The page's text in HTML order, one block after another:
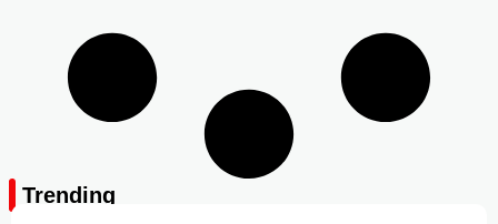
Trending